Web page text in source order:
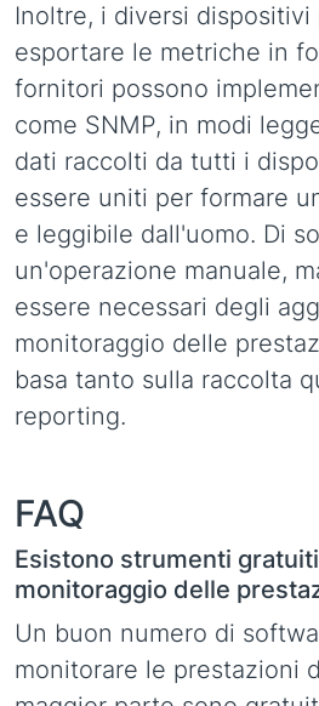
Inoltre, i diversi dispositivi
esportare le metriche in
fornitori possono
come SNMP, in modi
dati raccolti da tutti i
essere uniti per formare
e leggibile dall'uomo. Di
un'operazione manuale,
essere necessari degli
monitoraggio delle
basa tanto sulla raccolta
reporting.
FAQ
Esistono strumenti
monitoraggio delle
Un buon numero di
monitorare le prestazioni